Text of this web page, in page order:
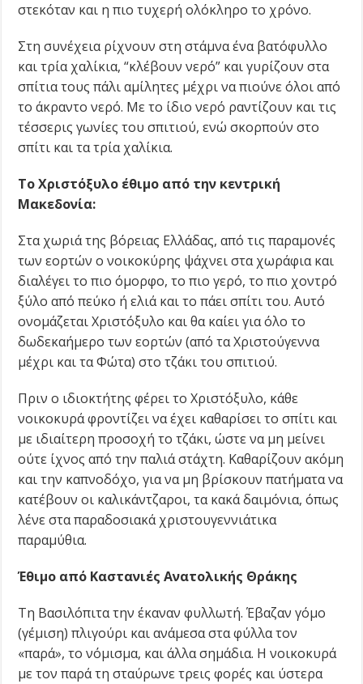
στεκόταν και η πιο τυχερή ολόκληρο το χρόνο.
Στη συνέχεια ρίχνουν στη στάμνα ένα βατόφυλλο
και τρία χαλίκια, “κλέβουν νερό” και γυρίζουν στα
σπίτια τους πάλι αμίλητες μέχρι να πιούνε όλοι από
το άκραντο νερό. Με το ίδιο νερό ραντίζουν και τις
τέσσερις γωνίες του σπιτιού, ενώ σκορπούν στο
σπίτι και τα τρία χαλίκια.
Το Χριστόξυλο έθιμο από την κεντρική
Μακεδονία:
Στα χωριά της βόρειας Ελλάδας, από τις παραμονές
των εορτών ο νοικοκύρης ψάχνει στα χωράφια και
διαλέγει το πιο όμορφο, το πιο γερό, το πιο χοντρό
ξύλο από πεύκο ή ελιά και το πάει σπίτι του. Αυτό
ονομάζεται Χριστόξυλο και θα καίει για όλο το
δωδεκαήμερο των εορτών (από τα Χριστούγεννα
μέχρι και τα Φώτα) στο τζάκι του σπιτιού.
Πριν ο ιδιοκτήτης φέρει το Χριστόξυλο, κάθε
νοικοκυρά φροντίζει να έχει καθαρίσει το σπίτι και
με ιδιαίτερη προσοχή το τζάκι, ώστε να μη μείνει
ούτε ίχνος από την παλιά στάχτη. Καθαρίζουν ακόμη
και την καπνοδόχο, για να μη βρίσκουν πατήματα να
κατέβουν οι καλικάντζαροι, τα κακά δαιμόνια, όπως
λένε στα παραδοσιακά χριστουγεννιάτικα
παραμύθια.
Έθιμο από Καστανιές Ανατολικής Θράκης
Τη Βασιλόπιτα την έκαναν φυλλωτή. Έβαζαν γόμο
(γέμιση) πλιγούρι και ανάμεσα στα φύλλα τον
«παρά», το νόμισμα, και άλλα σημάδια. Η νοικοκυρά
με τον παρά τη σταύρωνε τρεις φορές και ύστερα